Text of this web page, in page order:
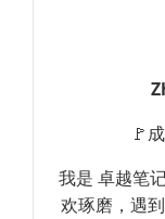
🚩
我是 卓越笔
欢琢磨，遇